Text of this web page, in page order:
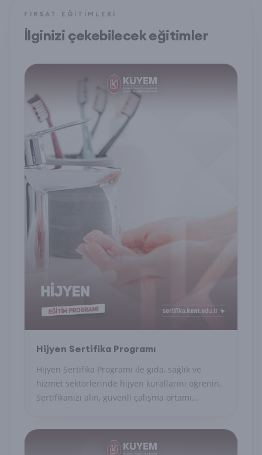
FIRSAT EĞITIMLERI
İlginizi çekebilecek eğitimler
Hijyen Sertifika Programı
Hijyen Sertifika Programı ile gıda, sağlık ve
hizmet sektörlerinde hijyen kurallarını öğrenin.
Sertifikanızı alın, güvenli çalışma ortamı